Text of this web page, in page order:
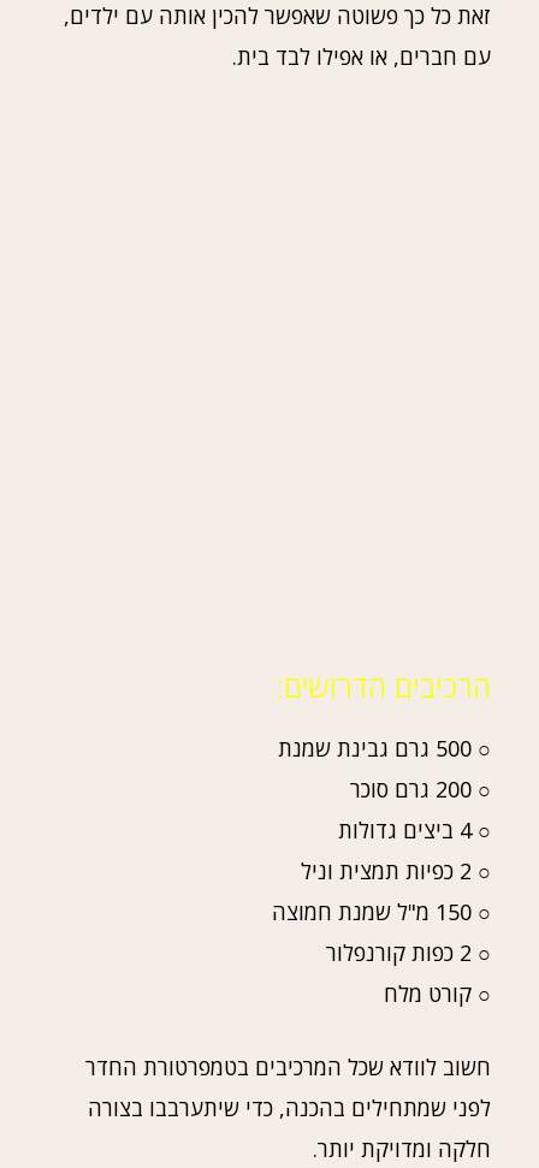
זאת כל כך פשוטה שאפשר להכין אותה עם ילדים,
עם חברים, או אפילו לבד בית.
הרכיבים הדרושים:
○ 500 גרם גבינת שמנת
○ 200 גרם סוכר
○ 4 ביצים גדולות
○ 2 כפיות תמצית וניל
○ 150 מ"ל שמנת חמוצה
○ 2 כפות קורנפלור
○ קורט מלח
חשוב לוודא שכל המרכיבים בטמפרטורת החדר
לפני שמתחילים בהכנה, כדי שיתערבבו בצורה
חלקה ומדויקת יותר.